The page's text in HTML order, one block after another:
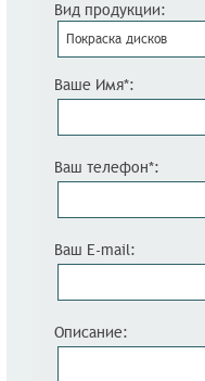
Вид продукции:
Покраска дисков
Ваше Имя*:
Ваш телефон*:
Ваш E-mail:
Описание: